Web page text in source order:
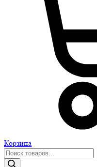
Корзина
Поиск
товаров